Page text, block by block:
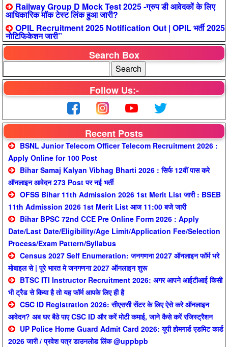
Railway Group D Mock Test 2025 -ग्रुप डी आवेदकों के लिए
आधिकारिक मॉक टेस्ट लिंक हुआ जारी?
OPIL Recruitment 2025 Notification Out | OPIL भर्ती 2025
नोटिफिकेशन जारी”
Search Box
Follow Us:-
Recent Posts
BSNL Junior Telecom Officer Telecom Recruitment 2026 :
Apply Online for 100 Post
Bihar Samaj Kalyan Vibhag Bharti 2026 : सिर्फ 12वीं पास करे
ऑनलाइन आवेदन 273 Post पर नई भर्ती
OFSS Bihar 11th Admission 2026 1st Merit List जारी : BSEB
11th Admission 2026 1st Merit List आज 11:00 बजे जारी
Bihar BPSC 72nd CCE Pre Online Form 2026 : Apply
Date/Last Date/Eligibility/Age Limit/Application Fee/Selection
Process/Exam Pattern/Syllabus
Census 2027 Self Enumeration: जनगणना 2027 ऑनलाइन फॉर्म भरे
मोबाइल से | पूरे भारत मे जनगणना 2027 ऑनलाइन शुरू
BTSC ITI Instructor Recruitment 2026: अगर आपने आईटीआई किसी
भी ट्रैड से किया है तो यह फॉर्म आपके लिए ही है
CSC ID Registration 2026: सीएससी सेंटर के लिए ऐसे करे ऑनलाइन
आवेदन? अब घर बैठे पाए CSC ID और करें मोटी कमाई, जाने कैसे करें रजिस्ट्रैशन
UP Police Home Guard Admit Card 2026: यूपी होमगार्ड एडमिट कार्ड
2026 जारी / प्रवेश पत्र डाउनलोड लिंक @uppbpb